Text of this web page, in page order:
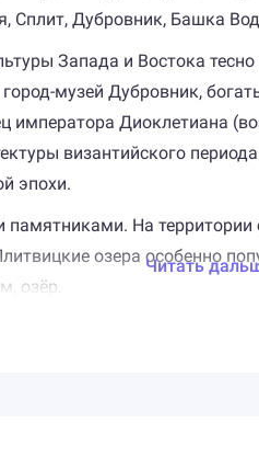
Сплит, Дубровник, Башка
Запада и Востока
музей Дубровник,
императора Диоклетиана
византийского
эпохи.
На
озера особенно
озёр.
и для активного
Читать